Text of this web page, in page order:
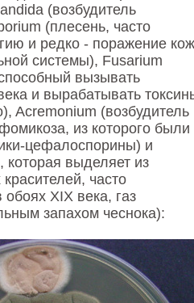
(возбудитель
(плесень, часто
и редко - поражение
системы), Fusarium
вызывать
и вырабатывать
Acremonium (возбудитель
из которого были
цефалоспорины) и
которая выделяет из
часто
XIX века, газ
запахом чеснока):